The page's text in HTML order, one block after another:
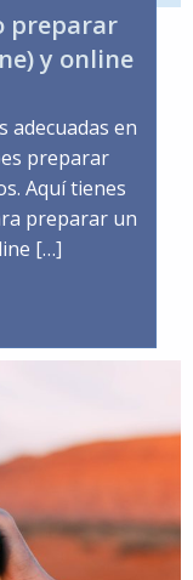
preparar
y online
adecuadas en
preparar
Aquí tienes
preparar un
[…]